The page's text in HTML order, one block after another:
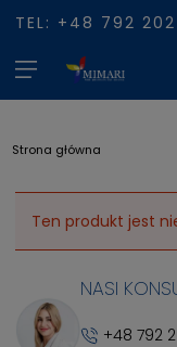
TEL: +48 792
Strona główna
Ten produkt jest
NASI
+48 792